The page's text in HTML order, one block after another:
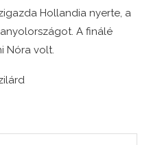
Hollandia nyerte, a
A finálé
Nóra volt.